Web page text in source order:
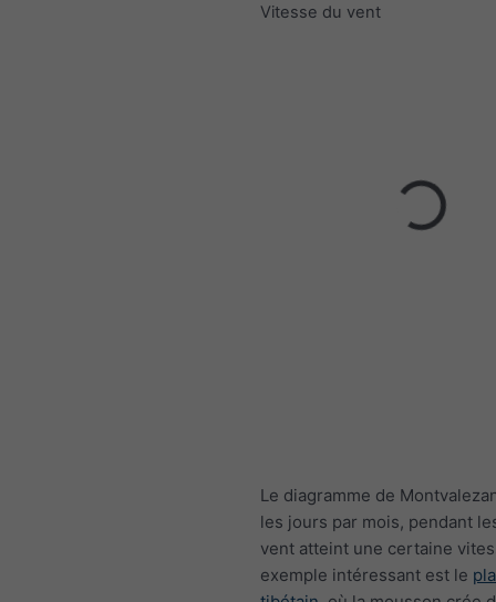
Vitesse du vent
Le diagramme de
les jours par mois, pendant
vent atteint une certaine
exemple intéressant est le